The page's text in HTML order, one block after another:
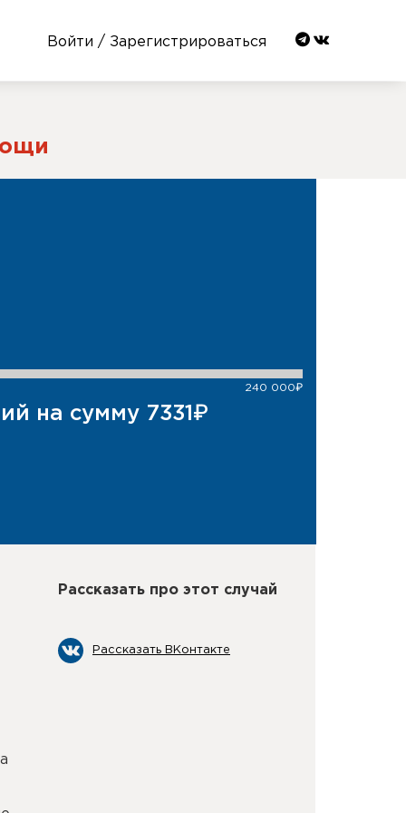
Войти / Зарегистрироваться
240 000₽
на сумму 7331₽
Рассказать про этот случай
Рассказать ВКонтакте